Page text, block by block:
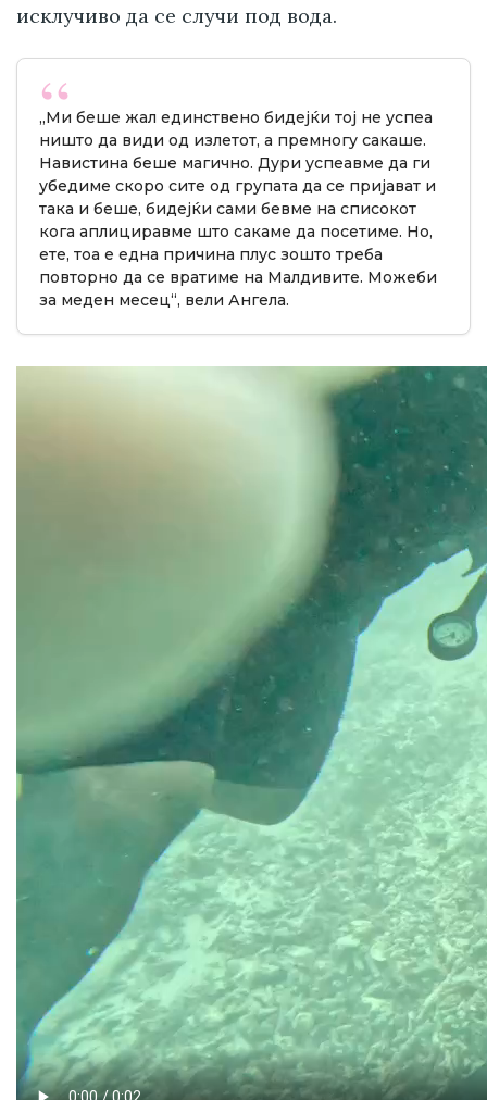
исклучиво да се случи под вода.
„Ми беше жал единствено бидејќи тој не успеа
ништо да види од излетот, а премногу сакаше.
Навистина беше магично. Дури успеавме да ги
убедиме скоро сите од групата да се пријават и
така и беше, бидејќи сами бевме на списокот
кога аплициравме што сакаме да посетиме. Но,
ете, тоа е една причина плус зошто треба
повторно да се вратиме на Малдивите. Можеби
за меден месец“, вели Ангела.